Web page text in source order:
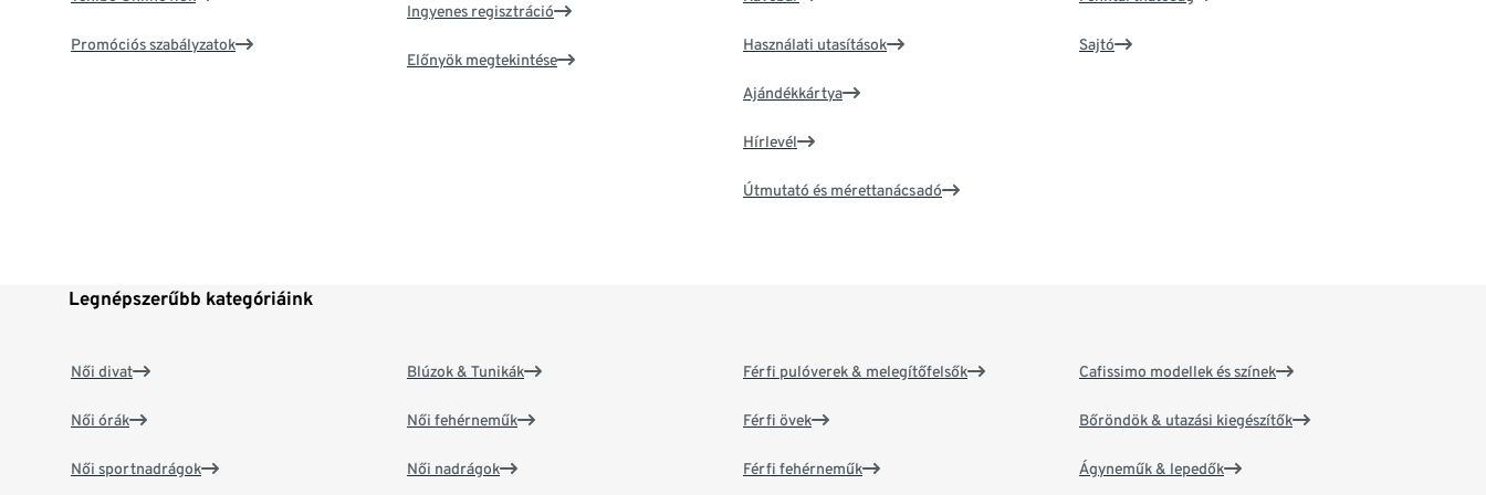
Promóciós szabályzatok
Ingyenes regisztráció
Előnyök megtekintése
Használati utasítások
Ajándékkártya
Hírlevél
Útmutató és mérettanácsadó
Sajtó
Legnépszerűbb kategóriáink
Női divat
Női órák
Női sportnadrágok
Blúzok & Tunikák
Női fehérneműk
Női nadrágok
Férfi pulóverek & melegítőfelsők
Férfi övek
Férfi fehérneműk
Cafissimo modellek és színek
Bőröndök & utazási kiegészítők
Ágyneműk & lepedők